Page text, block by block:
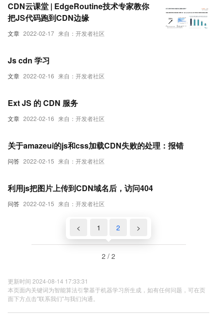
文章 2022-02-17 来自：开发者社区
CDN云课堂 | EdgeRoutine技术专家教你
把JS代码跑到CDN边缘
文章 2022-02-16 来自：开发者社区
Js cdn 学习
文章 2022-02-16 来自：开发者社区
Ext JS 的 CDN 服务
问答 2022-02-15 来自：开发者社区
关于amazeui的js和css加载CDN失败的处理：报错
问答 2022-02-15 来自：开发者社区
利用js把图片上传到CDN域名后，访问404
< 1 2 >
2 / 2
更新时间 2024-08-14 17:33:31
本页面内关键词为智能算法引擎基于机器学习所生成，如有任何问题，可在页
面下方点击"联系我们"与我们沟通。